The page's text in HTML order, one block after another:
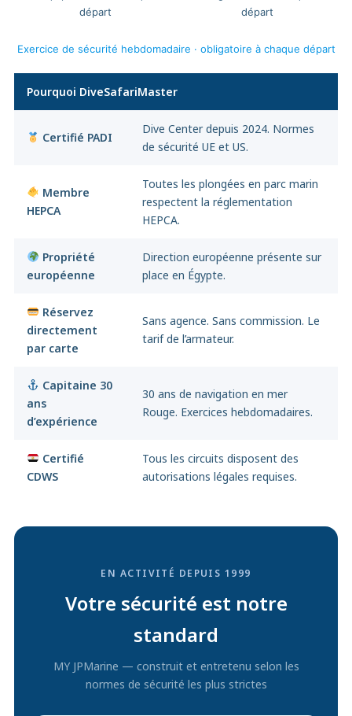
départ
départ
Exercice de sécurité hebdomadaire · obligatoire à chaque départ
Pourquoi DiveSafariMaster
Certifié PADI
Dive Center depuis 2024. Normes
de sécurité UE et US.
Membre
HEPCA
Toutes les plongées en parc marin
respectent la réglementation
HEPCA.
Propriété
européenne
Direction européenne présente sur
place en Égypte.
Réservez
directement
par carte
Sans agence. Sans commission. Le
tarif de l’armateur.
Capitaine 30
ans
d’expérience
30 ans de navigation en mer
Rouge. Exercices hebdomadaires.
Certifié
CDWS
Tous les circuits disposent des
autorisations légales requises.
EN ACTIVITÉ DEPUIS 1999
Votre sécurité est notre
standard
MY JPMarine — construit et entretenu selon les
normes de sécurité les plus strictes